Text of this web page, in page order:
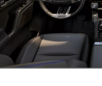
Toyota
Vaš